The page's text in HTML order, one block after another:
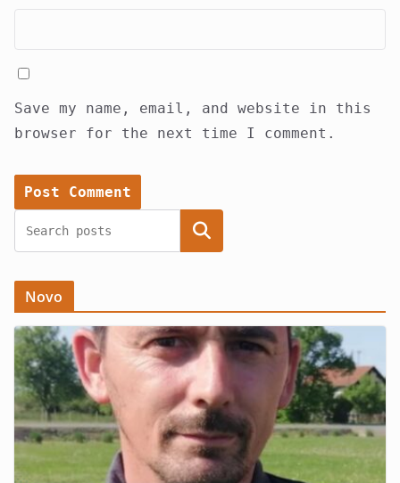
Save my name, email, and website in this
browser for the next time I comment.
Search
Novo